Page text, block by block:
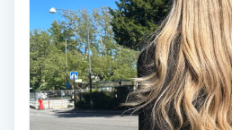
Permanent hårborttagning
Permanent ögonbrynsmakeup
Personal shopper